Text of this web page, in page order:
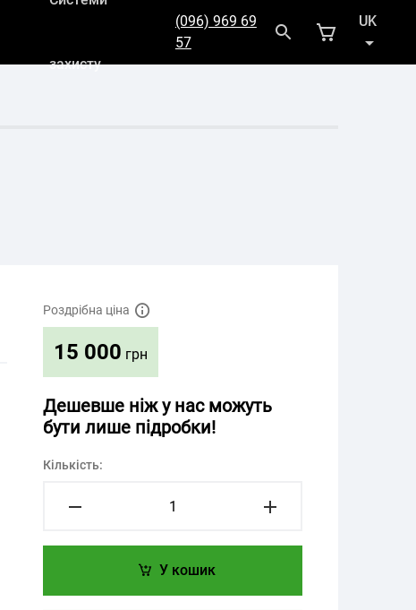
захисту
(096) 969 69
57
UK
RU
Роздрібна ціна
15 000 грн
Дешевше ніж у нас можуть
бути лише підробки!
Кількість:
У кошик